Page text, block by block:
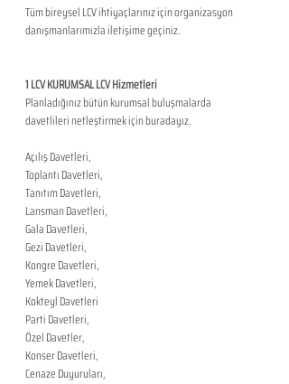
Tüm bireysel LCV ihtiyaçlarınız için organizasyon
danışmanlarımızla iletişime geçiniz.
1 LCV KURUMSAL LCV Hizmetleri
Planladığınız bütün kurumsal buluşmalarda
davetlileri netleştirmek için buradayız.
Açılış Davetleri,
Toplantı Davetleri,
Tanıtım Davetleri,
Lansman Davetleri,
Gala Davetleri,
Gezi Davetleri,
Kongre Davetleri,
Yemek Davetleri,
Kokteyl Davetleri
Parti Davetleri,
Özel Davetler,
Konser Davetleri,
Cenaze Duyuruları,